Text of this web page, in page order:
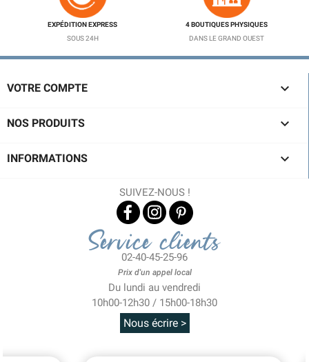
EXPÉDITION EXPRESS
SOUS 24H
4 BOUTIQUES PHYSIQUES
DANS LE GRAND OUEST
VOTRE COMPTE 
NOS PRODUITS 
INFORMATIONS 
SUIVEZ-NOUS !
Service clients
02-40-45-25-96
Prix d'un appel local
Du lundi au vendredi
10h00-12h30 / 15h00-18h30
Nous écrire >